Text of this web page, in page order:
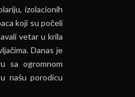
izolacionih
koji su počeli
vetar u krila
Danas je
sa ogromnom
našu porodicu